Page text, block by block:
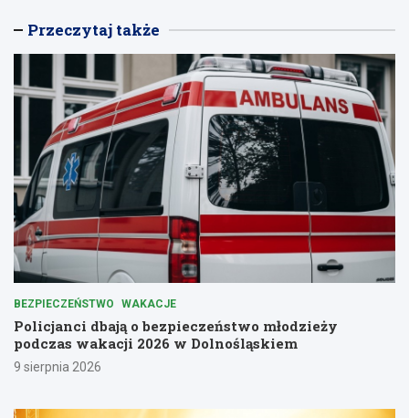
Przeczytaj także
BEZPIECZEŃSTWO WAKACJE
Policjanci dbają o bezpieczeństwo młodzieży
podczas wakacji 2026 w Dolnośląskiem
9 sierpnia 2026